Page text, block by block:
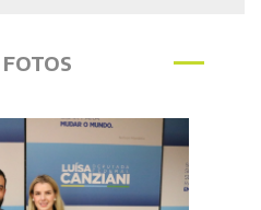
FOTOS